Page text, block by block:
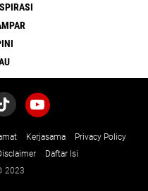
Kerjasama
Privacy Policy
Daftar Isi
2023